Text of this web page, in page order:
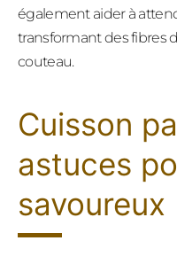
également aider à
transformant des fibres
couteau.
Cuisson
astuces
savoureux